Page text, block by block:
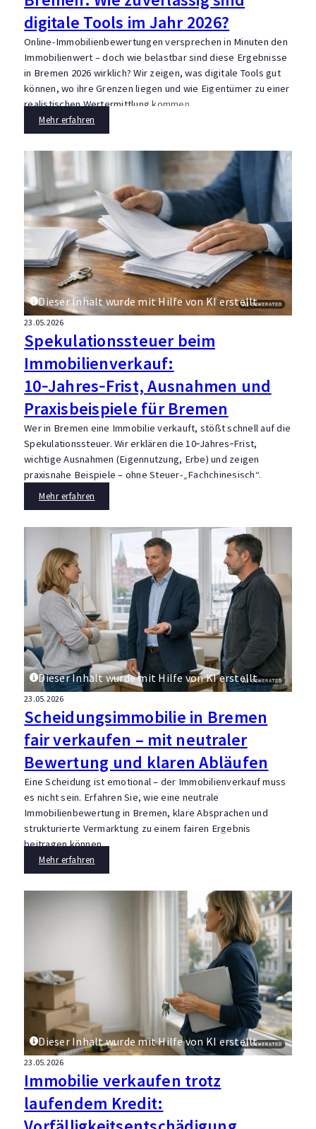
digitale Tools im Jahr 2026?
Online-Immobilienbewertungen versprechen in Minuten den
Immobilienwert – doch wie belastbar sind diese Ergebnisse
in Bremen 2026 wirklich? Wir zeigen, was digitale Tools gut
können, wo ihre Grenzen liegen und wie Eigentümer zu einer
realistischen Wertermittlung kommen.
Mehr erfahren
Dieser Inhalt wurde mit Hilfe von KI erstellt.
23.05.2026
Spekulationssteuer beim
Immobilienverkauf:
10‑Jahres‑Frist, Ausnahmen und
Praxisbeispiele für Bremen
Wer in Bremen eine Immobilie verkauft, stößt schnell auf die
Spekulationssteuer. Wir erklären die 10‑Jahres‑Frist,
wichtige Ausnahmen (Eigennutzung, Erbe) und zeigen
praxisnahe Beispiele – ohne Steuer-„Fachchinesisch“.
Mehr erfahren
Dieser Inhalt wurde mit Hilfe von KI erstellt.
23.05.2026
Scheidungsimmobilie in Bremen
fair verkaufen – mit neutraler
Bewertung und klaren Abläufen
Eine Scheidung ist emotional – der Immobilienverkauf muss
es nicht sein. Erfahren Sie, wie eine neutrale
Immobilienbewertung in Bremen, klare Absprachen und
strukturierte Vermarktung zu einem fairen Ergebnis
beitragen können.
Mehr erfahren
Dieser Inhalt wurde mit Hilfe von KI erstellt.
23.05.2026
Immobilie verkaufen trotz
laufendem Kredit: